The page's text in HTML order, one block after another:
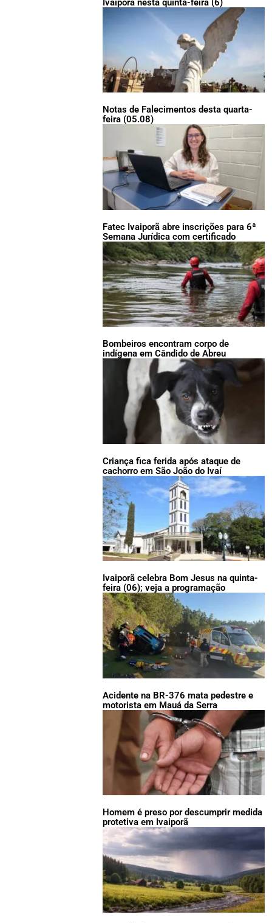
Ivaiporã nesta quinta-feira (6)
Notas de Falecimentos desta quarta-
feira (05.08)
Fatec Ivaiporã abre inscrições para 6ª
Semana Jurídica com certificado
Bombeiros encontram corpo de
indígena em Cândido de Abreu
Criança fica ferida após ataque de
cachorro em São João do Ivaí
Ivaiporã celebra Bom Jesus na quinta-
feira (06); veja a programação
Acidente na BR-376 mata pedestre e
motorista em Mauá da Serra
Homem é preso por descumprir medida
protetiva em Ivaiporã